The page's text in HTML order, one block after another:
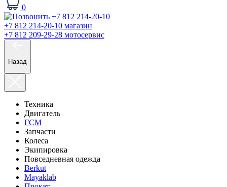
0
+7 812 214-20-10 магазин
+7 812 209-29-28 мотосервис
Назад
Техника
Двигатель
ГСМ
Запчасти
Колеса
Экипировка
Повседневная одежда
Berkut
Mayaklab